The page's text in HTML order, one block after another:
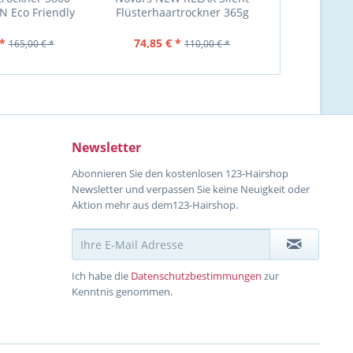
Eco Friendly
165,00 € *
Flüsterhaartrockner 365g
74,85 € * 110,00 € *
Newsletter
Abonnieren Sie den kostenlosen 123-Hairshop
Newsletter und verpassen Sie keine Neuigkeit oder
Aktion mehr aus dem123-Hairshop.
Ich habe die Datenschutzbestimmungen zur
Kenntnis genommen.